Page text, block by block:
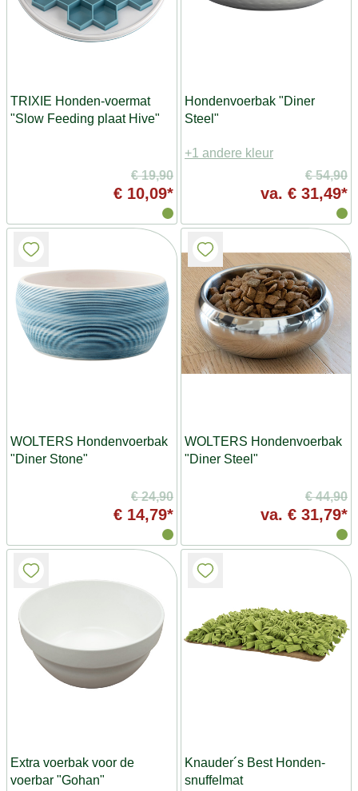
TRIXIE Honden-voermat
"Slow Feeding plaat Hive"
€ 19,90
€ 10,09*
Hondenvoerbak "Diner
Steel"
+1 andere kleur
€ 54,90
va. € 31,49*
WOLTERS Hondenvoerbak
"Diner Stone"
€ 24,90
€ 14,79*
WOLTERS Hondenvoerbak
"Diner Steel"
€ 44,90
va. € 31,79*
Extra voerbak voor de
voerbar "Gohan"
Knauder´s Best Honden-
snuffelmat